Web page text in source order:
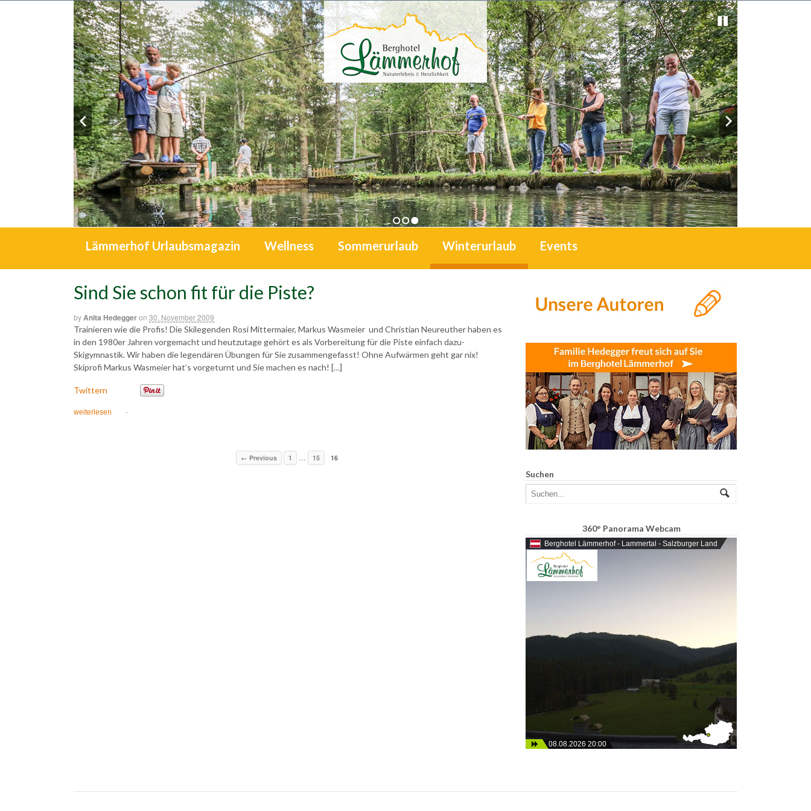
1 2 3
Lämmerhof Urlaubsmagazin Wellness Sommerurlaub Winterurlaub Events
Sind Sie schon fit für die Piste?
byAnita Hedeggeron 30. November 2009
Trainieren wie die Profis! Die Skilegenden Rosi Mittermaier, Markus Wasmeier und Christian Neureuther haben es
in den 1980er Jahren vorgemacht und heutzutage gehört es als Vorbereitung für die Piste einfach dazu-
Skigymnastik. Wir haben die legendären Übungen für Sie zusammengefasst! Ohne Aufwärmen geht gar nix!
Skiprofi Markus Wasmeier hat’s vorgeturnt und Sie machen es nach! […]
Twittern
weiterlesen ·
← Previous 1 15 16
Suchen
360° Panorama Webcam
Berghotel Lämmerhof - Lammertal - Salzburger Land
08.08.2026 20:00